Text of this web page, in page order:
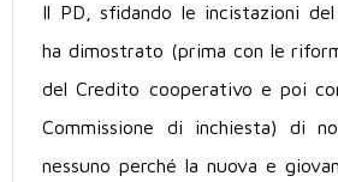
Il PD, sfidando le incistazioni del
ha dimostrato (prima con le
del Credito cooperativo e poi
Commissione di inchiesta) di
nessuno perché la nuova e